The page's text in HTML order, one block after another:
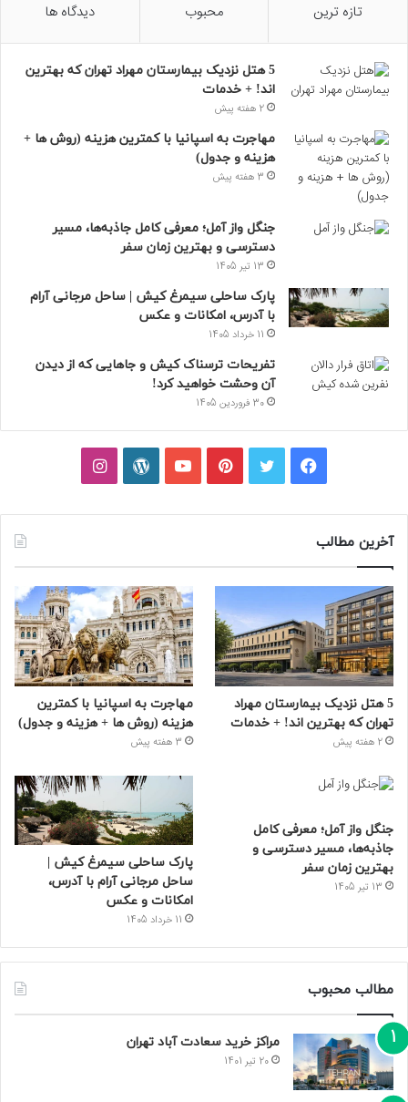
تازه ترین محبوب دیدگاه ها
5 هتل نزدیک بیمارستان مهراد تهران که بهترین‌
اند! + خدمات
2 هفته پیش
مهاجرت به اسپانیا با کمترین هزینه (روش ها +
هزینه و جدول)
3 هفته پیش
جنگل واز آمل؛ معرفی کامل جاذبه‌ها، مسیر
دسترسی و بهترین زمان سفر
13 تیر 1405
پارک ساحلی سیمرغ کیش | ساحل مرجانی آرام
با آدرس، امکانات و عکس
11 خرداد 1405
تفریحات ترسناک کیش و جاهایی که از دیدن
آن وحشت خواهید کرد!
30 فروردین 1405
فیسبوکتوییترپینتریستیوتیوبوردپرساینستاگرام
آخرین مطالب
5 هتل نزدیک بیمارستان مهراد
تهران که بهترین‌ اند! + خدمات
2 هفته پیش
مهاجرت به اسپانیا با کمترین
هزینه (روش ها + هزینه و جدول)
3 هفته پیش
جنگل واز آمل؛ معرفی کامل
جاذبه‌ها، مسیر دسترسی و
بهترین زمان سفر
13 تیر 1405
پارک ساحلی سیمرغ کیش |
ساحل مرجانی آرام با آدرس،
امکانات و عکس
11 خرداد 1405
مطالب محبوب
مراکز خرید سعادت‌ آباد تهران
20 تیر 1401